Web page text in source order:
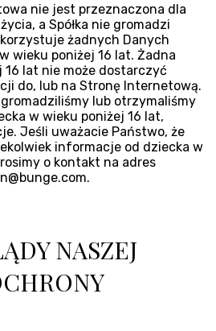
nie jest przeznaczona dla
a Spółka nie gromadzi
żadnych Danych
wieku poniżej 16 lat. Żadna
16 lat nie może dostarczyć
do, lub na Stronę Internetową.
lub otrzymaliśmy
w wieku poniżej 16 lat,
Jeśli uważacie Państwo, że
informacje od dziecka w
o kontakt na adres
NASZEJ